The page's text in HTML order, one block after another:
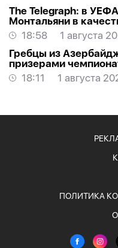
The Telegraph: в
Монтальяни в
18:58
1 августа
Гребцы из
призерами
18:11
1 августа
ПОЛИТИКА